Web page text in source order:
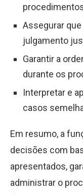
Assegurar
julgamento
Garantir a
durante os
Interpretar e
casos
Em resumo, a
decisões com
apresentados,
administrar o